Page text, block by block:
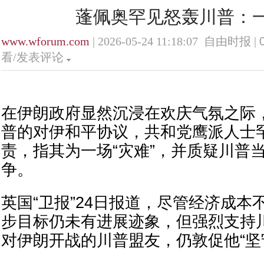
蓬佩奥罕见怒轰川普：
www.wforum.com | 2026-05-24 11:18:07 自由时报 |
看/发表评论
在伊朗政府显然沉浸在欢庆气氛之际
普的对伊和平协议，共和党鹰派人士
责，指其为一场“灾难”，并质疑川普
争。
英国“卫报”24日报道，尽管经济成本
步目标仍未有进展迹象，但强烈支持
对伊朗开战的川普盟友，仍敦促他“坚